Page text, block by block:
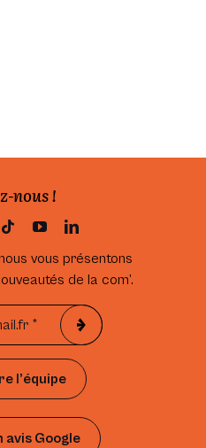
nous !
vous présentons
de la com’.
l’équipe
avis Google